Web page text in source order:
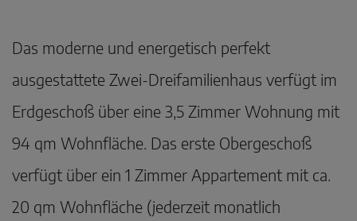
Das moderne und energetisch perfekt
ausgestattete Zwei-Dreifamilienhaus verfügt im
Erdgeschoß über eine 3,5 Zimmer Wohnung mit
94 qm Wohnfläche. Das erste Obergeschoß
verfügt über ein 1 Zimmer Appartement mit ca.
20 qm Wohnfläche (jederzeit monatlich